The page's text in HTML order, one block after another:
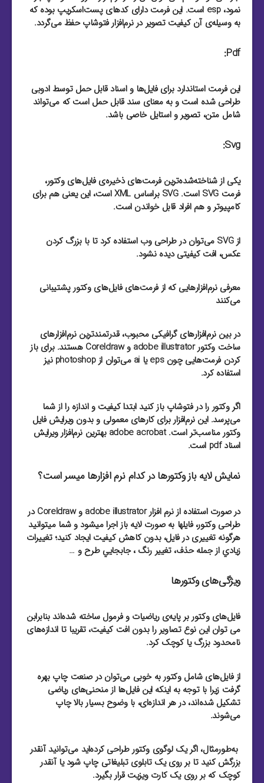
نمود، esp است. این فرمت دارای کد‌های پست‌اسکریپ بوده که
به وسیله‌ی آن کیفیت تصویر در نرم‌افزار فتوشاپ حفظ می‌گردد.
Pdf:
این فرمت استاندارد برای فایل‌‌ها و اسناد قابل حمل توسط ادوبی
طراحی شده است و به معنای سند قابل حمل است که می‌تواند
شامل متن، تصویر و استایل خاصی باشد.
Svg:
یکی از شناخته‌شده‌ترین فرمت‌های ذخیره‌ی فایل‌های وکتور،
فرمت SVG است. SVG براساس XML است، این یعنی هم برای
کامپیوتر و هم افراد قابل خواندن است.
از SVG می‌توان در طراحی وب استفاده کرد تا با بزرگ کردن
عکس، افت کیفیتی دیده نشود.
معرفی نرم‌افزارهایی که از فرمت‌های فایل‌های وکتور پشتیبانی
می‌کنند
در بین نرم‌افزارهای گرافیکی محبوب، قدرتمند‌ترین نرم‌افزارهای
ساخت وکتور adobe illustrator و Coreldraw هستند. برای باز
کردن فرمت‌هایی چون eps یا ai می‌توان از photoshop نیز
استفاده کرد.
اگر وکتور را در فتوشاپ باز کنید ابتدا کیفیت و اندازه را از شما
می‌پرسد. این نرم‌افزار برای کارهای معمولی و بدون ویرایش فایل
وکتور مناسب‌تر است. adobe acrobat بهترین نرم‌افزار ویرایش
اسناد pdf است.
نمایش لایه باز وکتورها در کدام نرم افزارها میسر است؟
در صورت استفاده از نرم افزار adobe illustrator و Coreldraw در
طراحی وکتور، فایلها به صورت لایه باز اجرا میشود و شما میتوانید
هرگونه تغییری در فایل، بدون کاهش کیفیت ایجاد کنید؛ تغييرات
زيادي از جمله حذف، تغيير رنگ ، جابجايي طرح و …
ویژگی‌های وکتورها
فایل‌های وکتور بر پایه‌ی ریاضیات و فرمول ساخته شده‌اند بنابرابن
می توان این نوع تصاویر را بدون افت کیفیت، تقریبا تا اندازه‌های
نامحدود بزرگ یا کوچک کرد.
از فایل‌‌های شامل وکتور به خوبی می‌توان در صنعت چاپ بهره
گرفت زیرا با توجه به اینکه این فایل‌‌ها از منحنی‌های ریاضی
تشکیل شده‌اند، در هر اندازه‌ای، با وضوح بسیار بالا چاپ
می‌شوند.
به‌طور‌مثال، اگر یک لوگوی وکتور طراحی کرده‌اید می‌توانید آنقدر
بزرگش کنید تا بر روی یک تابلوی تبلیغاتی چاپ شود یا آنقدر
کوچک که بر روی یک کارت ویزیت قرار بگیرد.